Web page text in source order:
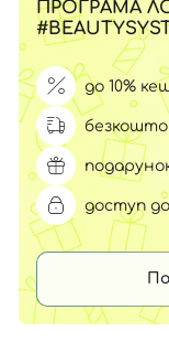
ПРОГРАМА
до 10%
доступ